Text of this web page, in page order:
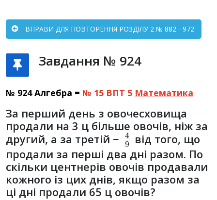
ВПРАВИ ДЛЯ ПОВТОРЕННЯ РОЗДІЛУ 2 № 882 - 972
Завдання № 924
№ 924 Алгебра = № 15 ВПТ 5 Математика
За перший день з овочесховища
продали на 3 ц більше овочів, ніж за
другий, а за третій − 49від того, що
продали за перші два дні разом. По
скільки центнерів овочів продавали
кожного із цих днів, якщо разом за
ці дні продали 65 ц овочів?